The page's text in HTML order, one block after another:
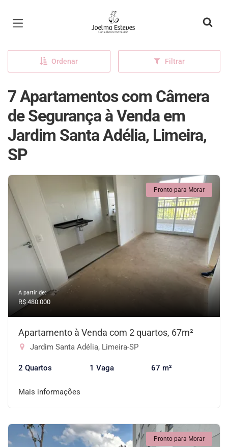
Página inicial
Ordenar Filtrar
7 Apartamentos com Câmera
de Segurança à Venda em
Jardim Santa Adélia, Limeira,
SP
Pronto para Morar
A partir de:
R$ 480.000
Apartamento à Venda com 2 quartos, 67m²
Jardim Santa Adélia, Limeira-SP
2 Quartos 1 Vaga 67 m²
Mais informações
Pronto para Morar